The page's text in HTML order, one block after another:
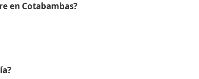
en Cotabambas?
y facilidades de pago en cuotas desde el 10% de